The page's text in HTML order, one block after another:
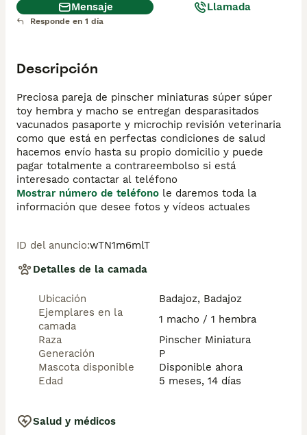
Mensaje Llamada
Responde en 1 día
Descripción
Preciosa pareja de pinscher miniaturas súper súper
toy hembra y macho se entregan desparasitados
vacunados pasaporte y microchip revisión veterinaria
como que está en perfectas condiciones de salud
hacemos envío hasta su propio domicilio y puede
pagar totalmente a contrareembolso si está
Mostrar número de teléfono le daremos toda la
información que desee fotos y vídeos actuales
ID del anuncio:wTN1m6mlT
Detalles de la camada
Ubicación
Badajoz, Badajoz
Ejemplares en la
camada
1 macho / 1 hembra
Raza
Pinscher Miniatura
Generación
P
Mascota disponible
Disponible ahora
Edad
5 meses, 14 días
Salud y médicos